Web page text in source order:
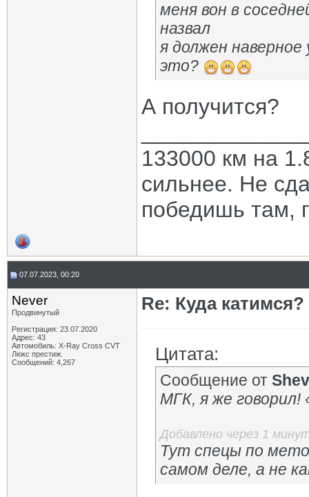
меня вон в
назвал
я должен
это?
А получится?
133000 км на
сильнее. Не
победишь там,
07.07.2023, 00:20
Never
Продвинутый
Регистрация: 23.07.2020
Адрес: 43
Автомобиль: X-Ray Cross CVT
Люкс престиж.
Сообщений: 4,267
Re: Куда катимся?
Цитата:
Сообщение от
МГК, я же говорил!
Добавлено через 1
Тут спецы по
самом деле, а не